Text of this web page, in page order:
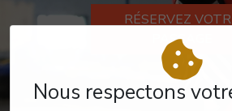
Nous respectons
RÉSERVEZ
PASSAGE